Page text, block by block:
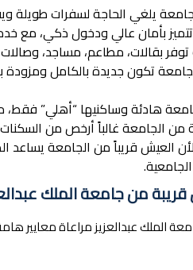
يلغي الحاجة لسفرات طويلة
تتميز بأمان عالي ودخول ذكي، مع
بقالات، مطاعم، مساجد،
تكون جديدة بالكامل ومزودة
هادئة وساكنيها “أهلي” فقط،
من الجامعة غالباً أرخص من
العيش قريباً من الجامعة يساعد
عبدالعزيز مراعاة معايير هامة،